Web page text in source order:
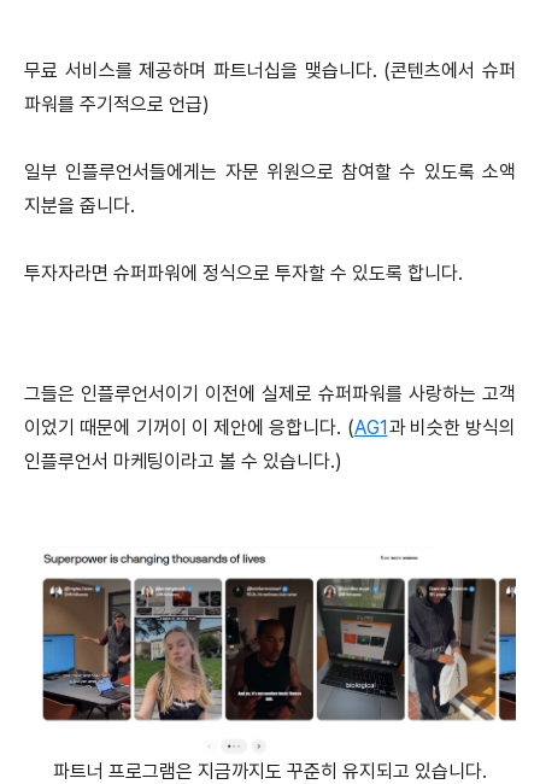
무료 서비스를 제공하며 파트너십을 맺습니다. (콘텐츠에서 슈퍼
파워를 주기적으로 언급)
일부 인플루언서들에게는 자문 위원으로 참여할 수 있도록 소액
지분을 줍니다.
투자자라면 슈퍼파워에 정식으로 투자할 수 있도록 합니다.
그들은 인플루언서이기 이전에 실제로 슈퍼파워를 사랑하는 고객
이었기 때문에 기꺼이 이 제안에 응합니다. (AG1과 비슷한 방식의
인플루언서 마케팅이라고 볼 수 있습니다.)
파트너 프로그램은 지금까지도 꾸준히 유지되고 있습니다.